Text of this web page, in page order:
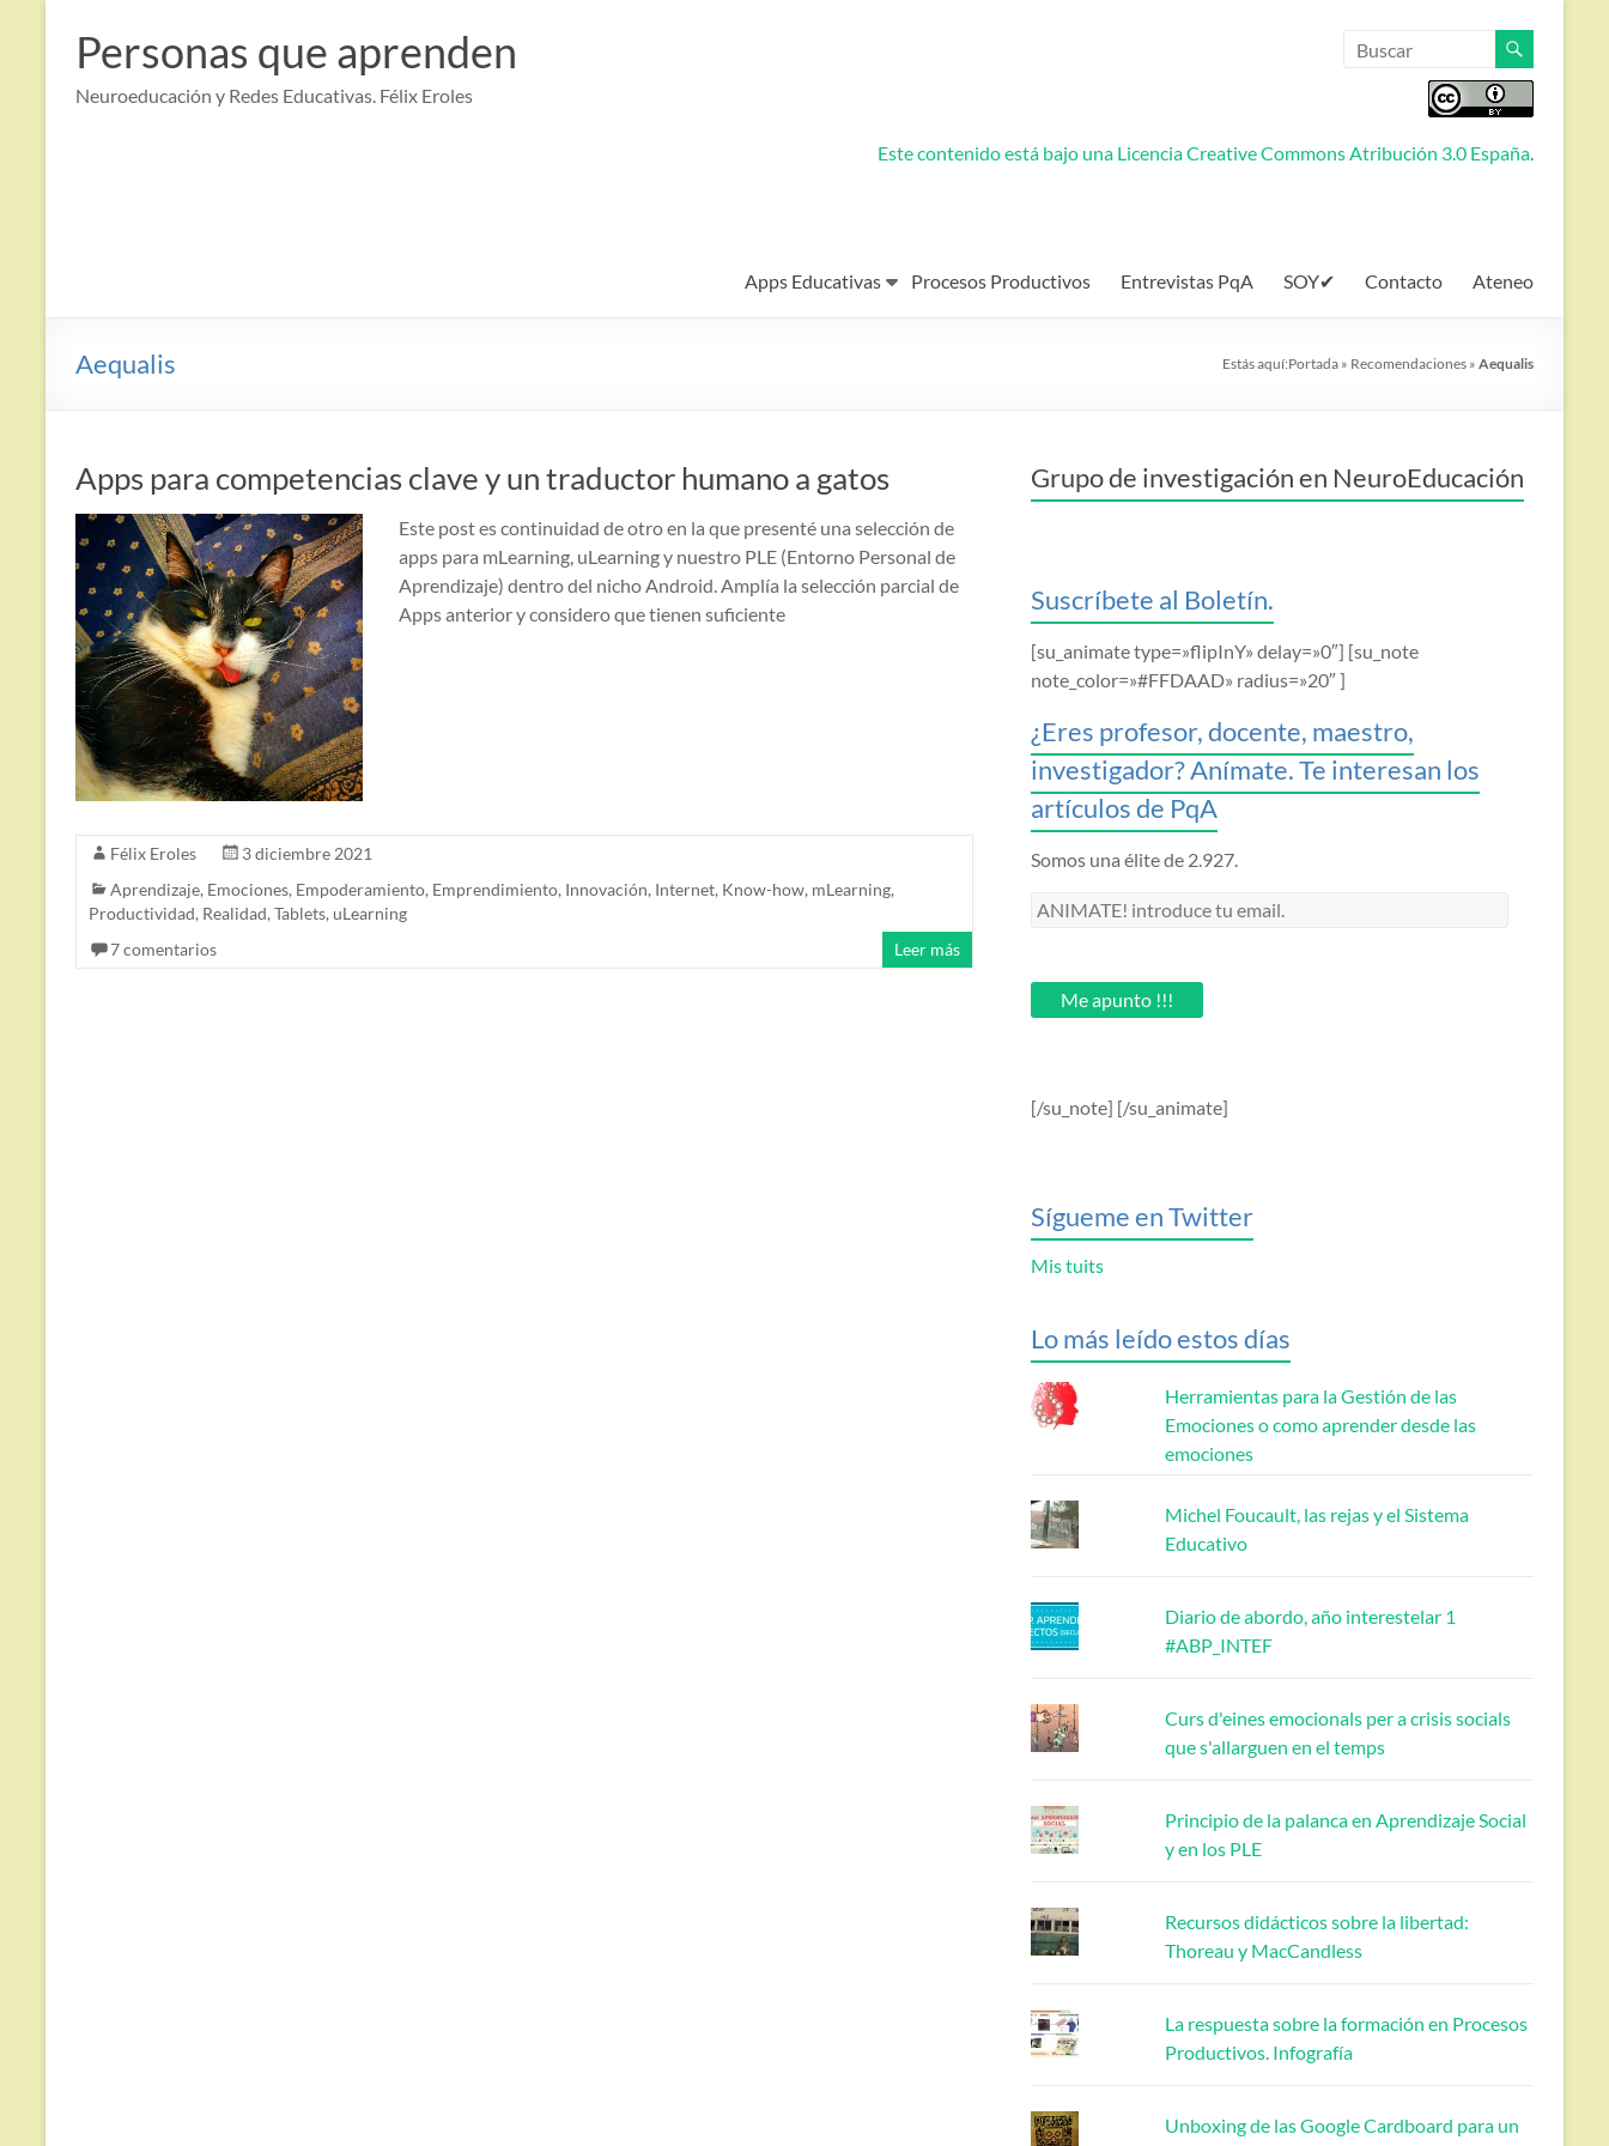
contenido
Personas que aprenden
Neuroeducación y Redes Educativas. Félix Eroles
Este contenido está bajo una Licencia Creative Commons Atribución 3.0 España.
Apps Educativas Procesos Productivos Entrevistas PqA SOY✔ Contacto Ateneo
Aequalis Estás aquí:Portada » Recomendaciones » Aequalis
Apps para competencias clave y un traductor humano a gatos
Este post es continuidad de otro en la que presenté una selección de
apps para mLearning, uLearning y nuestro PLE (Entorno Personal de
Aprendizaje) dentro del nicho Android. Amplía la selección parcial de
Apps anterior y considero que tienen suficiente
Félix Eroles
3 diciembre 2021
Aprendizaje, Emociones, Empoderamiento, Emprendimiento, Innovación, Internet, Know-how, mLearning,
Productividad, Realidad, Tablets, uLearning
7 comentarios
Leer más
Grupo de investigación en NeuroEducación
Suscríbete al Boletín.
[su_animate type=»flipInY» delay=»0″] [su_note
note_color=»#FFDAAD» radius=»20″ ]
¿Eres profesor, docente, maestro,
investigador? Anímate. Te interesan los
artículos de PqA
Somos una élite de 2.927.
ANIMATE!
email.Me apunto !!!
[/su_note] [/su_animate]
Sígueme en Twitter
Mis tuits
Lo más leído estos días
Herramientas para la Gestión de las
Emociones o como aprender desde las
emociones
Michel Foucault, las rejas y el Sistema
Educativo
Diario de abordo, año interestelar 1
#ABP_INTEF
Curs d'eines emocionals per a crisis socials
que s'allarguen en el temps
Principio de la palanca en Aprendizaje Social
y en los PLE
Recursos didácticos sobre la libertad:
Thoreau y MacCandless
La respuesta sobre la formación en Procesos
Productivos. Infografía
Unboxing de las Google Cardboard para un